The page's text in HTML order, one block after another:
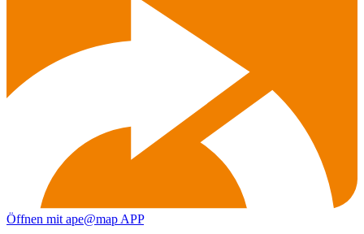
Öffnen mit ape@map APP